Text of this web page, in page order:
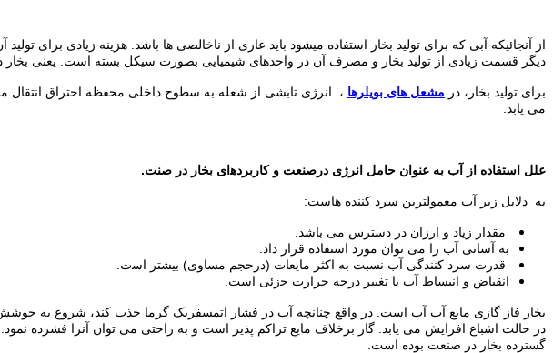
از آﻧﺠﺎﺋﯿﮑﻪ آﺑﯽ ﮐﻪ ﺑﺮای ﺗﻮﻟﯿﺪ ﺑﺨﺎر اﺳﺘﻔﺎده ﻣﯿﺸﻮد ﺑﺎﯾﺪ ﻋﺎری از ﻧﺎﺧﺎﻟﺼﯽ ﻫﺎ ﺑﺎﺷﺪ. ﻫﺰﯾﻨﻪ زﯾﺎدی ﺑﺮای
دﯾﮕﺮ ﻗﺴﻤﺖ زﯾﺎدی از ﺗﻮﻟﯿﺪ ﺑﺨﺎر و ﻣﺼﺮف آن در واﺣﺪﻫﺎی ﺷﯿﻤﯿﺎﯾﯽ ﺑﺼﻮرت ﺳﯿﮑﻞ ﺑﺴﺘﻪ اﺳﺖ. ﯾﻌﻨﯽ ﺑﺨﺎر
ﺑﺮای ﺗﻮﻟﯿﺪ ﺑﺨﺎر، در ﻣﺸﻌﻞ ﻫﺎی ﺑﻮﯾﻠﺮﻫﺎ ، انرژی تاﺑﺸﯽ از ﺷﻌﻠﻪ ﺑﻪ ﺳﻄﻮح داﺧﻠﯽ ﻣﺤﻔﻈﻪ اﺣﺘﺮاق اﻧﺘﻘﺎل ﻣﯽ
می یابد.
ﻋﻠﻞ اﺳﺘﻔﺎده از آب ﺑﻪ ﻋﻨﻮان ﺣﺎﻣﻞ اﻧﺮژی درﺻﻨﻌﺖ و ﮐﺎرﺑﺮدﻫای ﺑﺨﺎر در ﺻﻨﺖ.
ﺑﻪ دﻻﯾﻞ زﯾﺮ آب ﻣﻌﻤﻮﻟﺘﺮﯾﻦ ﺳﺮد ﮐﻨﻨﺪه ﻫﺎست:
ﻣﻘﺪار زﯾﺎد و ارزان در دﺳﺘﺮس ﻣﯽ ﺑﺎشد.
ﺑﻪ آﺳﺎﻧﯽ آب را ﻣﯽ ﺗﻮان ﻣﻮرد اﺳﺘﻔﺎده ﻗﺮار داد.
ﻗﺪرت ﺳﺮد ﮐﻨﻨﺪﮔﯽ آب ﻧﺴﺒﺖ ﺑﻪ اﮐﺜﺮ ﻣﺎﯾﻌﺎت (درﺣﺠﻢ ﻣﺴﺎوی) ﺑﯿﺸﺘﺮ اﺳت.
اﻧﻘﺒﺎض و اﻧﺒﺴﺎط آب ﺑﺎ ﺗﻐﯿﯿﺮ درﺟﻪ ﺣﺮارت ﺟزئی است.
در حالت اشباع افزایش می یابد. گاز برخلاف مایع تراکم پذیر است و به راحتی می توان آنرا فشرده
گسترده بخار در صنعت بوده است.